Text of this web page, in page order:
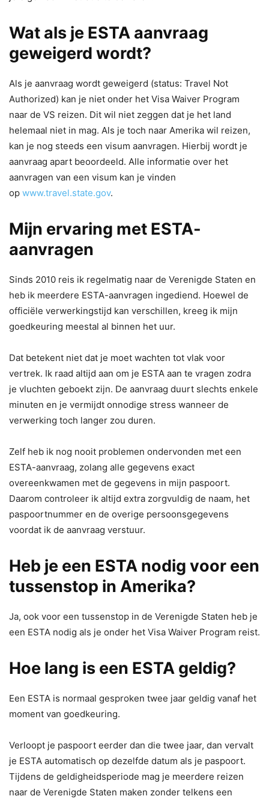
Wat als je ESTA aanvraag
geweigerd wordt?
Als je aanvraag wordt geweigerd (status: Travel Not
Authorized) kan je niet onder het Visa Waiver Program
naar de VS reizen. Dit wil niet zeggen dat je het land
helemaal niet in mag. Als je toch naar Amerika wil reizen,
kan je nog steeds een visum aanvragen. Hierbij wordt je
aanvraag apart beoordeeld. Alle informatie over het
aanvragen van een visum kan je vinden
op www.travel.state.gov.
Mijn ervaring met ESTA-
aanvragen
Sinds 2010 reis ik regelmatig naar de Verenigde Staten en
heb ik meerdere ESTA-aanvragen ingediend. Hoewel de
officiële verwerkingstijd kan verschillen, kreeg ik mijn
goedkeuring meestal al binnen het uur.
Dat betekent niet dat je moet wachten tot vlak voor
vertrek. Ik raad altijd aan om je ESTA aan te vragen zodra
je vluchten geboekt zijn. De aanvraag duurt slechts enkele
minuten en je vermijdt onnodige stress wanneer de
verwerking toch langer zou duren.
Zelf heb ik nog nooit problemen ondervonden met een
ESTA-aanvraag, zolang alle gegevens exact
overeenkwamen met de gegevens in mijn paspoort.
Daarom controleer ik altijd extra zorgvuldig de naam, het
paspoortnummer en de overige persoonsgegevens
voordat ik de aanvraag verstuur.
Heb je een ESTA nodig voor een
tussenstop in Amerika?
Ja, ook voor een tussenstop in de Verenigde Staten heb je
een ESTA nodig als je onder het Visa Waiver Program reist.
Hoe lang is een ESTA geldig?
Een ESTA is normaal gesproken twee jaar geldig vanaf het
moment van goedkeuring.
Verloopt je paspoort eerder dan die twee jaar, dan vervalt
je ESTA automatisch op dezelfde datum als je paspoort.
Tijdens de geldigheidsperiode mag je meerdere reizen
naar de Verenigde Staten maken zonder telkens een